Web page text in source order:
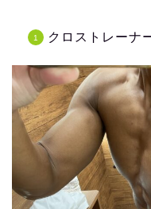
クロストレーナ